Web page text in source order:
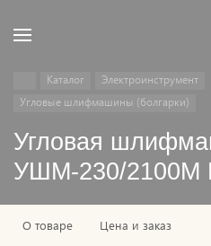
Каталог
Электроинструмент
Угловые шлифмашины (болгарки)
Угловая
УШМ-230/2100М
О товаре Цена и заказ